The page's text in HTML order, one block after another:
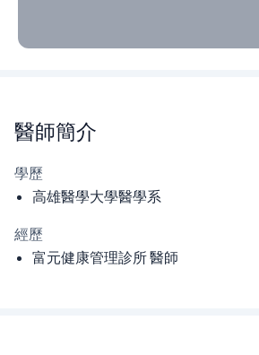
醫師簡介
學歷
高雄醫學大學醫學系
經歷
富元健康管理診所 醫師